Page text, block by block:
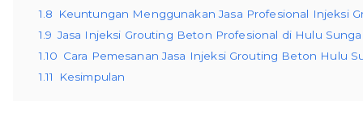
1.8
Keuntungan Menggunakan Jasa Profesional Injeksi
1.9 Jasa Injeksi Grouting Beton Profesional di Hulu
1.10 Cara Pemesanan Jasa Injeksi Grouting Beton Hulu
1.11
Kesimpulan